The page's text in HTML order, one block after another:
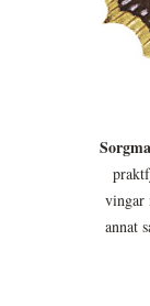
vingar
annat